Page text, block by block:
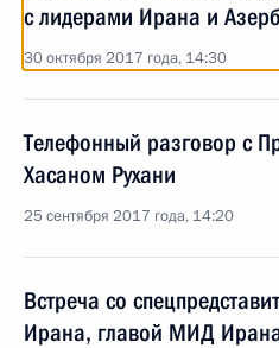
с лидерами Ирана и
30 октября 2017 года, 14:30
Телефонный разговор с
Хасаном Рухани
25 сентября 2017 года, 14:20
Встреча со
Ирана, главой МИД